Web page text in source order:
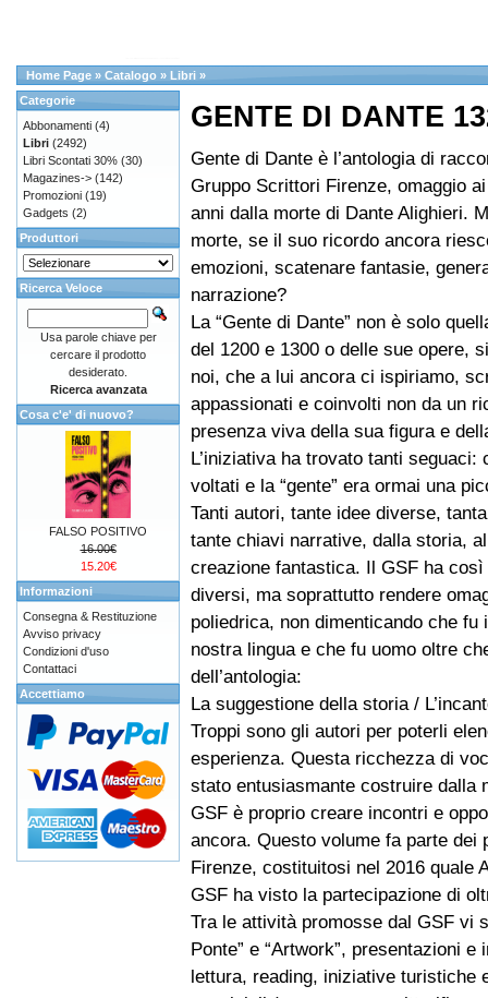
Home Page » Catalogo » Libri »
GENTE DI DANTE
Gente di Dante è l’antologia di
Gruppo Scrittori Firenze, omaggio
anni dalla morte di Dante Alighieri.
morte, se il suo ricordo ancora
emozioni, scatenare fantasie,
narrazione?
La “Gente di Dante” non è solo
del 1200 e 1300 o delle sue opere,
noi, che a lui ancora ci ispiriamo,
appassionati e coinvolti non da un
presenza viva della sua figura e
L’iniziativa ha trovato tanti seguaci:
voltati e la “gente” era ormai una
Tanti autori, tante idee diverse,
tante chiavi narrative, dalla storia,
creazione fantastica. Il GSF ha
diversi, ma soprattutto rendere
poliedrica, non dimenticando che
nostra lingua e che fu uomo oltre
dell’antologia:
La suggestione della storia /
Troppi sono gli autori per poterli
esperienza. Questa ricchezza di
stato entusiasmante costruire dalla
GSF è proprio creare incontri e
ancora. Questo volume fa parte
Firenze, costituitosi nel 2016 quale
GSF ha visto la partecipazione di
Tra le attività promosse dal GSF vi
Ponte” e “Artwork”, presentazioni
lettura, reading, iniziative turistiche
Categorie
Abbonamenti (4)
Libri (2492)
Libri Scontati 30% (30)
Magazines-> (142)
Promozioni (19)
Gadgets (2)
Produttori
Ricerca Veloce
Usa parole chiave per
cercare il prodotto
desiderato.
Ricerca avanzata
Cosa c'e' di nuovo?
FALSO POSITIVO
16.00€
15.20€
Informazioni
Consegna & Restituzione
Avviso privacy
Condizioni d'uso
Contattaci
Accettiamo